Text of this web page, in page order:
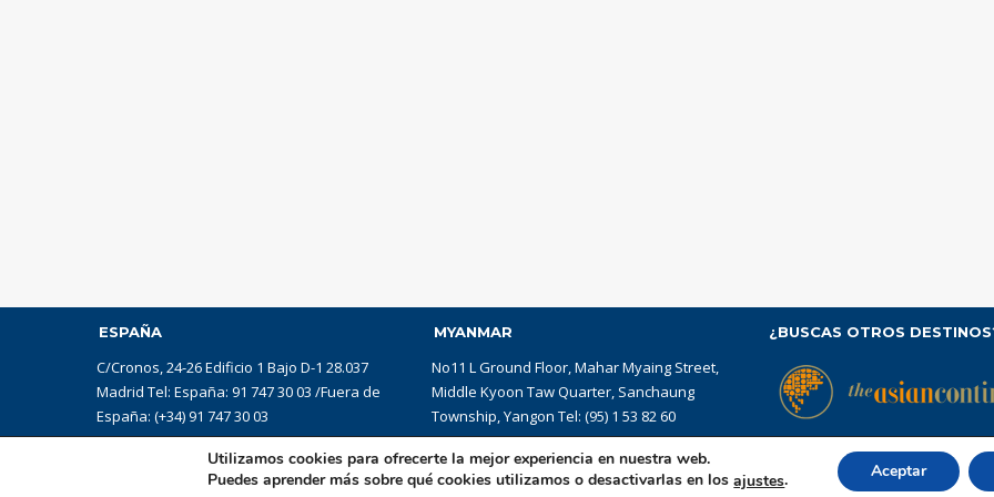
ESPAÑA
C/Cronos, 24-26 Edificio 1 Bajo D-1 28.037
Madrid Tel: España: 91 747 30 03 /Fuera de
España: (+34) 91 747 30 03
MYANMAR
No11 L Ground Floor, Mahar Myaing Street,
Middle Kyoon Taw Quarter, Sanchaung
Township, Yangon Tel: (95) 1 53 82 60
¿BUSCAS OTROS
Utilizamos cookies para ofrecerte la mejor experiencia en nuestra web.
Puedes aprender más sobre qué cookies utilizamos o desactivarlas en losajustes. Aceptar